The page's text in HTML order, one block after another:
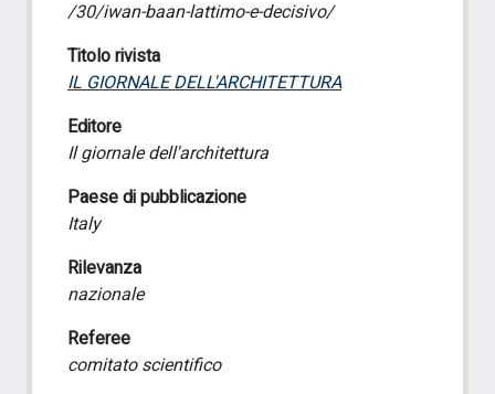
/30/iwan-baan-lattimo-e-decisivo/
Titolo rivista
IL GIORNALE DELL'ARCHITETTURA
Editore
Il giornale dell'architettura
Paese di pubblicazione
Italy
Rilevanza
nazionale
Referee
comitato scientifico